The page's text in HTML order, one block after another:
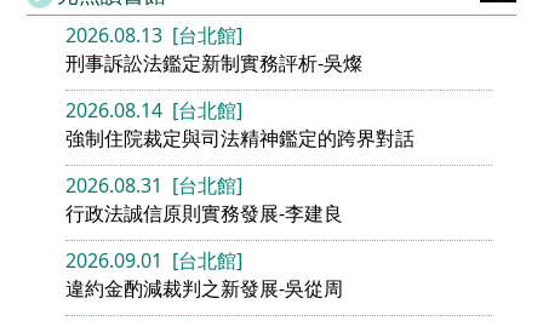
2026.08.13 [台北館]
刑事訴訟法鑑定新制實務評析-吳燦
2026.08.14 [台北館]
強制住院裁定與司法精神鑑定的跨界對話
2026.08.31 [台北館]
行政法誠信原則實務發展-李建良
2026.09.01 [台北館]
違約金酌減裁判之新發展-吳從周